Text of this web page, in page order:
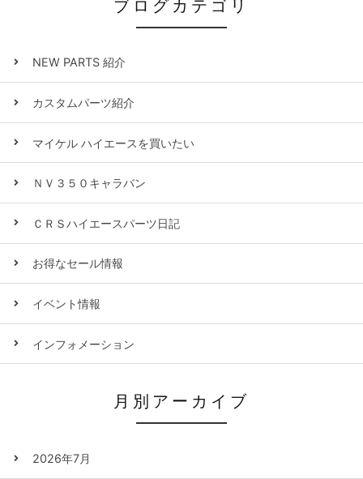
ブログカテゴリ
NEW PARTS 紹介
カスタムパーツ紹介
マイケル ハイエースを買いたい
ＮＶ３５０キャラバン
ＣＲＳハイエースパーツ日記
お得なセール情報
イベント情報
インフォメーション
月別アーカイブ
2026年7月